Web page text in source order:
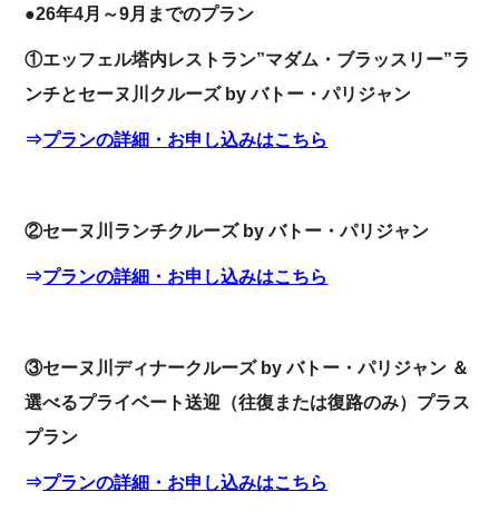
●26年4月～9月までのプラン
①エッフェル塔内レストラン”マダム・ブラッスリー”ラ
ンチとセーヌ川クルーズ by バトー・パリジャン
⇒プランの詳細・お申し込みはこちら
②セーヌ川ランチクルーズ by バトー・パリジャン
⇒プランの詳細・お申し込みはこちら
③セーヌ川ディナークルーズ by バトー・パリジャン ＆
選べるプライベート送迎（往復または復路のみ）プラス
プラン
⇒プランの詳細・お申し込みはこちら